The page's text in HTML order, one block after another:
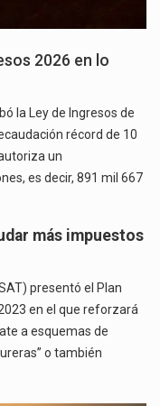
2026 en lo
la Ley de Ingresos de
récord de 10
un
es decir, 891 mil 667
más impuestos
presentó el Plan
en el que reforzará
a esquemas de
o también